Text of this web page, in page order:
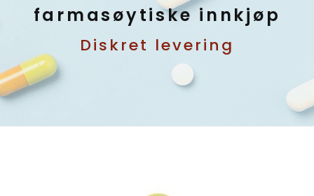
farmasøytiske innkjøp
Diskret levering